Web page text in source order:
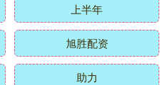
上半年
旭胜配资
助力